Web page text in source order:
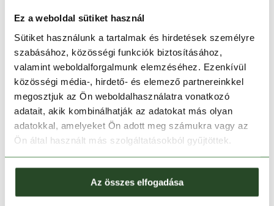
Ez a weboldal sütiket használ
Sütiket használunk a tartalmak és hirdetések személyre
szabásához, közösségi funkciók biztosításához,
valamint weboldalforgalmunk elemzéséhez. Ezenkívül
közösségi média-, hirdető- és elemező partnereinkkel
megosztjuk az Ön weboldalhasználatra vonatkozó
adatait, akik kombinálhatják az adatokat más olyan
adatokkal, amelyeket Ön adott meg számukra vagy az
Ön által használt más szolgáltatásokból gyűjtöttek.
Az összes elfogadása
Kosárba teszem
Melyik üzletben elérhető|Foglalás
30 napos visszaküldés
1-2 munkanapos szállítás